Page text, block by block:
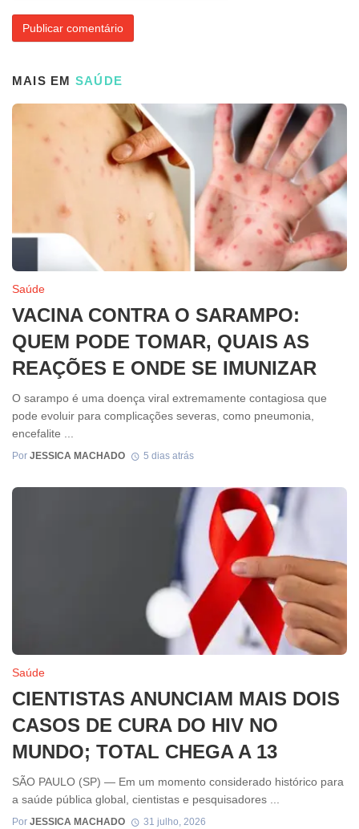
MAIS EM SAÚDE
Saúde
VACINA CONTRA O SARAMPO:
QUEM PODE TOMAR, QUAIS AS
REAÇÕES E ONDE SE IMUNIZAR
O sarampo é uma doença viral extremamente contagiosa que
pode evoluir para complicações severas, como pneumonia,
encefalite ...
Por JESSICA MACHADO 5 dias atrás
Saúde
CIENTISTAS ANUNCIAM MAIS DOIS
CASOS DE CURA DO HIV NO
MUNDO; TOTAL CHEGA A 13
SÃO PAULO (SP) — Em um momento considerado histórico para
a saúde pública global, cientistas e pesquisadores ...
Por JESSICA MACHADO 31 julho, 2026